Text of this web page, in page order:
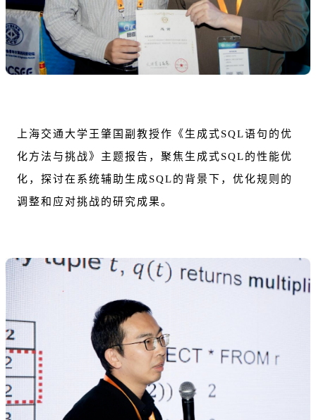
上海交通大学王肇国副教授作《生成式SQL语句的优
化方法与挑战》主题报告，聚焦生成式SQL的性能优
化，探讨在系统辅助生成SQL的背景下，优化规则的
调整和应对挑战的研究成果。